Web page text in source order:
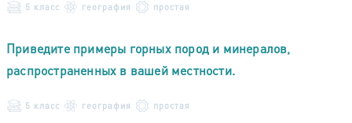
5 класс география простая
Приведите примеры горных пород и минералов,
распространенных в вашей местности.
5 класс география простая